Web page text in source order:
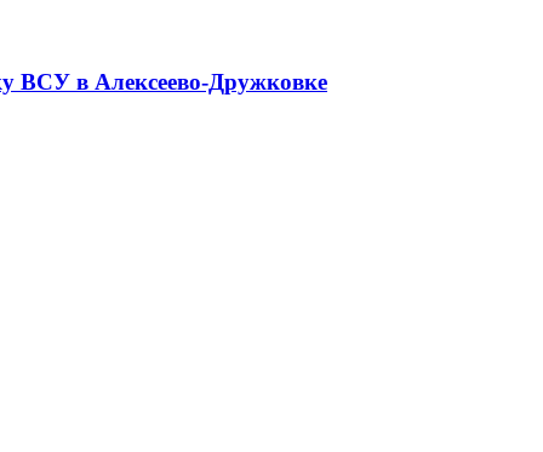
ВСУ в Алексеево-Дружковке